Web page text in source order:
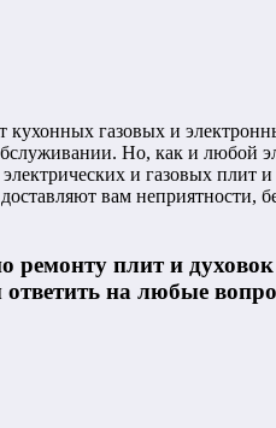
газовых и
Но, как и любой
и газовых плит
вам неприятности,
ремонту плит и духовок
на любые